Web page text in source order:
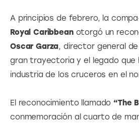
A principios de febrero, la
Royal Caribbean otorgó un
Oscar Garza, director general
gran trayectoria y el legado que
industria de los cruceros en el
El reconocimiento llamado “The
conmemoración al cuarto de